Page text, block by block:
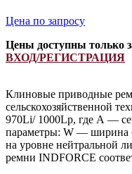
Цена по запросу
Цены доступны только
ВХОД/РЕГИСТРАЦИЯ
Клиновые приводные
сельскохозяйственной
970Li/ 1000Lp, где А —
параметры: W — ширина
на уровне нейтральной
ремни INDFORCE